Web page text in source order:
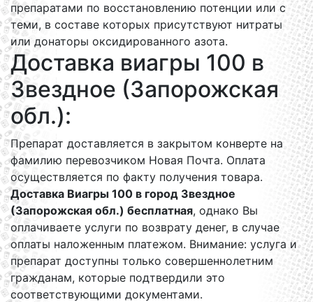
препаратами по восстановлению потенции или с
теми, в составе которых присутствуют нитраты
или донаторы оксидированного азота.
Доставка виагры 100 в
Звездное (Запорожская
обл.):
Препарат доставляется в закрытом конверте на
фамилию перевозчиком Новая Почта. Оплата
осуществляется по факту получения товара.
Доставка Виагры 100 в город Звездное
(Запорожская обл.) бесплатная, однако Вы
оплачиваете услуги по возврату денег, в случае
оплаты наложенным платежом. Внимание: услуга и
препарат доступны только совершеннолетним
гражданам, которые подтвердили это
соответствующими документами.